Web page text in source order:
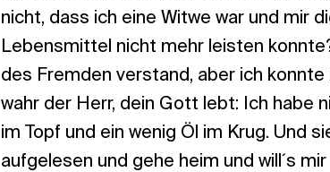
nicht, dass ich eine Witwe war und mir
Lebensmittel nicht mehr leisten
des Fremden verstand, aber ich
wahr der Herr, dein Gott lebt: Ich habe
im Topf und ein wenig Öl im Krug. Und
aufgelesen und gehe heim und will´s